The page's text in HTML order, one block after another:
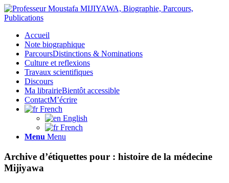
Accueil
Note biographique
ParcoursDistinctions & Nominations
Culture et reflexions
Travaux scientifiques
Discours
Ma librairieBientôt accessible
ContactM’écrire
French
English
French
Menu Menu
Archive d’étiquettes pour : histoire de la médecine
Mijiyawa